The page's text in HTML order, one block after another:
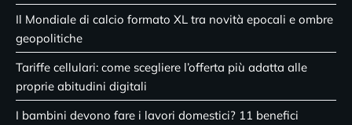
Il Mondiale di calcio formato XL tra novità epocali e ombre
geopolitiche
Tariffe cellulari: come scegliere l’offerta più adatta alle
proprie abitudini digitali
I bambini devono fare i lavori domestici? 11 benefici